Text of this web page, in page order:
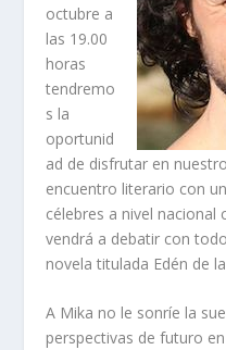
octubre a
las 19.00
horas
tendremo
s la
oportunid
ad de disfrutar en
encuentro literario con
célebres a nivel
vendrá a debatir con
novela titulada Edén de
A Mika no le sonríe la
perspectivas de futuro